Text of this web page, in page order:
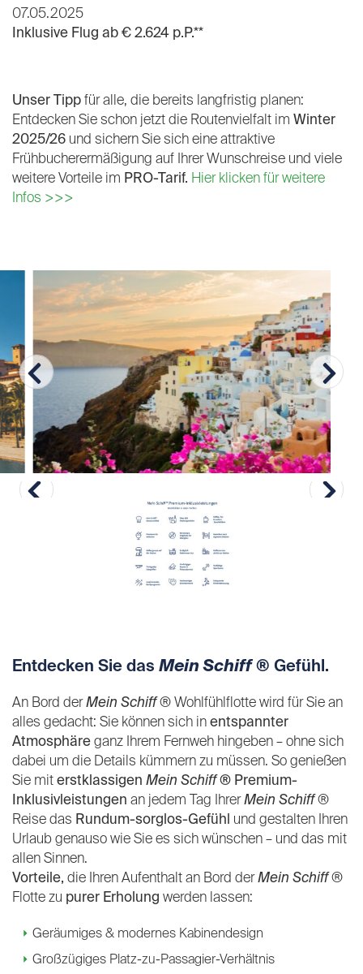
07.05.2025
Inklusive Flug ab € 2.624 p.P.**
Unser Tipp für alle, die bereits langfristig planen:
Entdecken Sie schon jetzt die Routenvielfalt im Winter
2025/26 und sichern Sie sich eine attraktive
Frühbucherermäßigung auf Ihrer Wunschreise und viele
weitere Vorteile im PRO-Tarif. Hier klicken für weitere
Infos >>>
Entdecken Sie das Mein Schiff® Gefühl.
An Bord derMein Schiff® Wohlfühlflotte wird für Sie an
alles gedacht: Sie können sich in entspannter
Atmosphäre ganz Ihrem Fernweh hingeben – ohne sich
dabei um die Details kümmern zu müssen. So genießen
Sie mit erstklassigen Mein Schiff® Premium-
Inklusivleistungen an jedem Tag IhrerMein Schiff®
Reise das Rundum-sorglos-Gefühl und gestalten Ihren
Urlaub genauso wie Sie es sich wünschen – und das mit
allen Sinnen.
Vorteile, die Ihren Aufenthalt an Bord derMein Schiff®
Flotte zu purer Erholung werden lassen:
Geräumiges & modernes Kabinendesign
Großzügiges Platz-zu-Passagier-Verhältnis